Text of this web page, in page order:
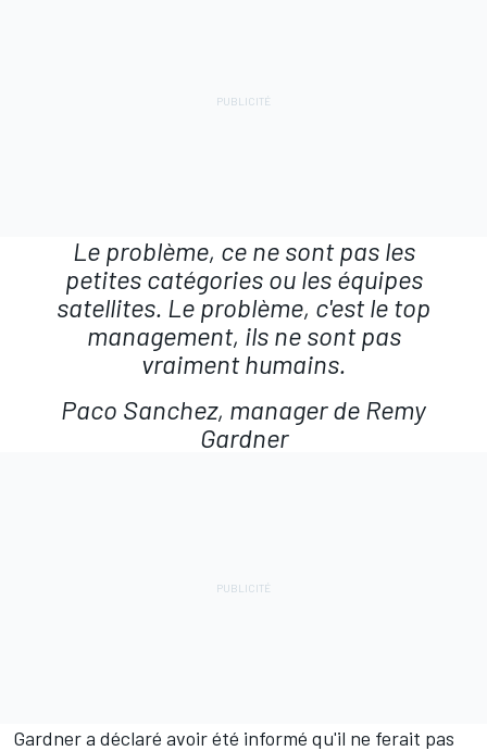
Le problème, ce ne sont pas les
petites catégories ou les équipes
satellites. Le problème, c'est le top
management, ils ne sont pas
vraiment humains.
Paco Sanchez, manager de Remy
Gardner
Gardner a déclaré avoir été informé qu'il ne ferait pas